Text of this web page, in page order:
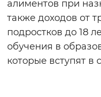
алиментов при
также доходов от
подростков до 18
обучения в
которые вступят